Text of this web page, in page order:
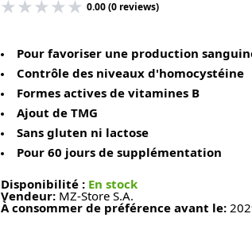
0.00 (0 reviews)
Pour favoriser une production
Contrôle des niveaux d'homocystéine
Formes actives de vitamines B
Ajout de TMG
Sans gluten ni lactose
Pour 60 jours de supplémentation
Disponibilité : En stock
Vendeur: MZ-Store S.A.
À consommer de préférence avant le: